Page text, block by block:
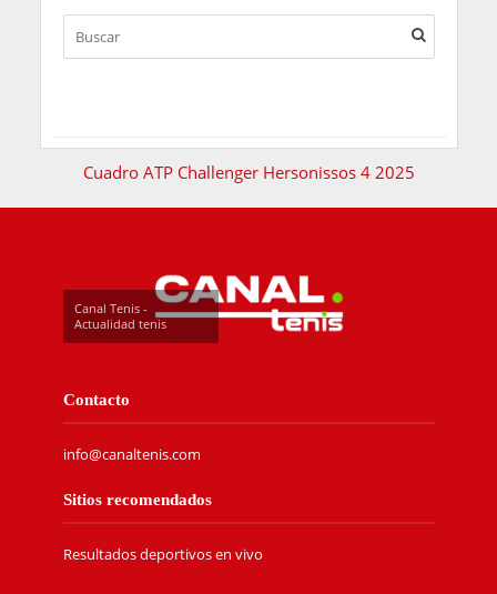
Cuadro ATP Challenger Hersonissos 4 2025
Canal Tenis -
Actualidad tenis
Contacto
info@canaltenis.com
Sitios recomendados
Resultados deportivos en vivo